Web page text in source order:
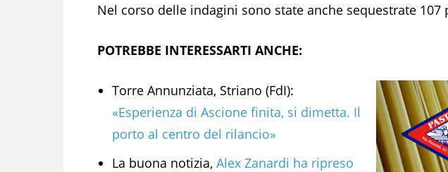
Nel corso delle indagini sono state anche sequestrate
POTREBBE INTERESSARTI ANCHE:
Torre Annunziata, Striano (FdI):
«Esperienza di Ascione finita, si dimetta. Il
porto al centro del rilancio»
La buona notizia, Alex Zanardi ha ripreso